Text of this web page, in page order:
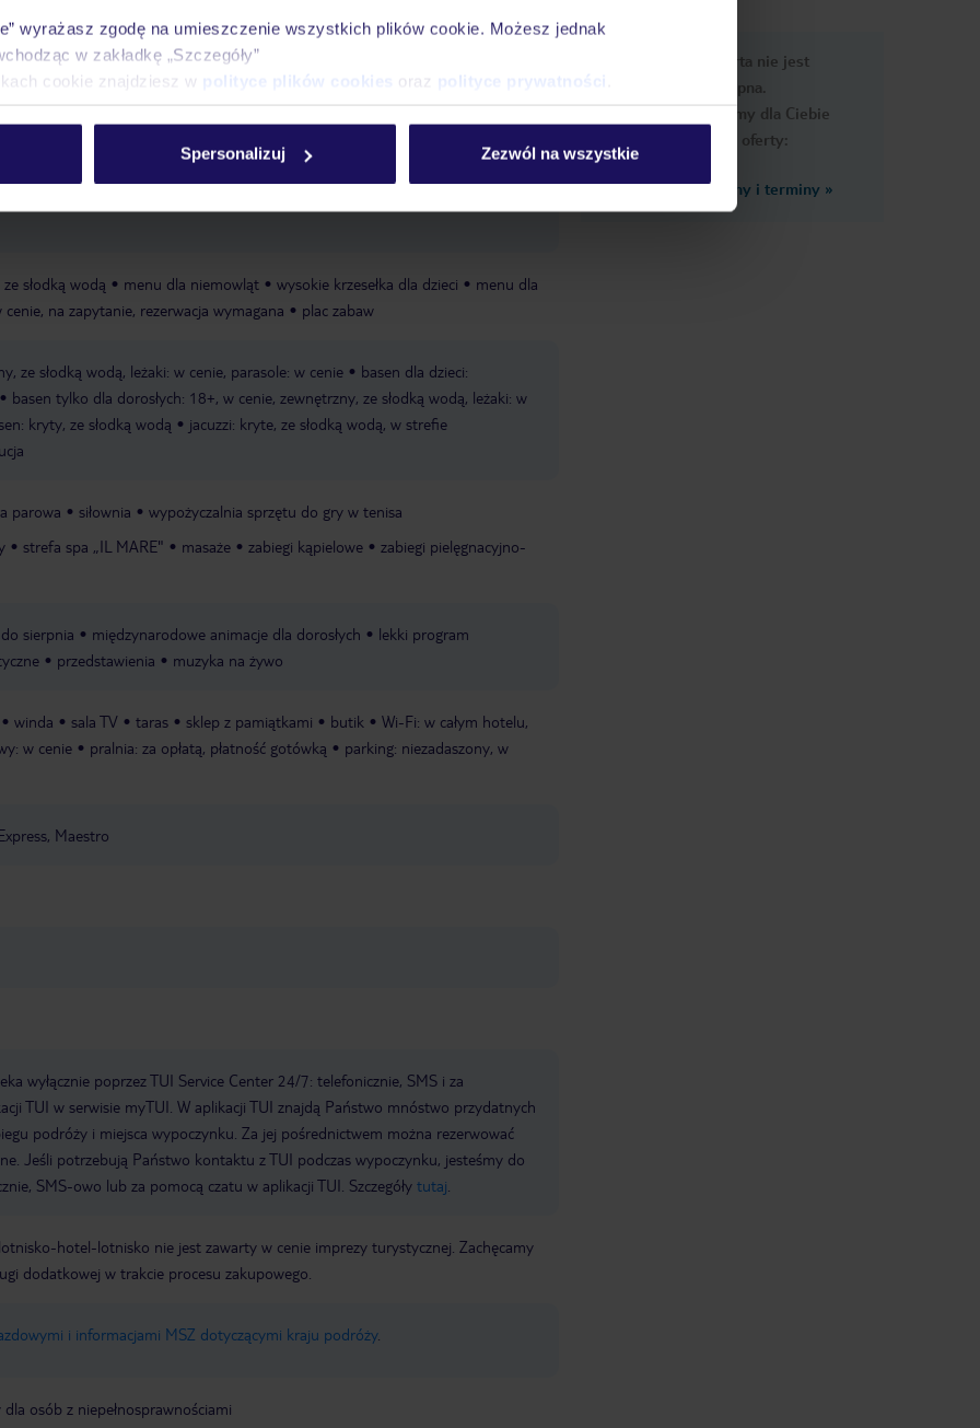
wyrażasz zgodę na umieszczenie wszystkich plików cookie. Możesz jednak
w zakładkę „Szczegóły”
cookie znajdziesz w polityce plików cookies oraz polityce prywatności
Spersonalizuj Zezwól na wszystkie
Pokoje Wyżywienie
słodką wodą menu dla niemowląt wysokie krzesełka dla dzieci
menu dla
cenie, na zapytanie, rezerwacja wymagana plac zabaw
ze słodką wodą, leżaki: w cenie, parasole: w cenie
basen dla dzieci:
basen tylko dla dorosłych: 18+, w cenie, zewnętrzny, ze słodką wodą, leżaki: w
kryty, ze słodką wodą
jacuzzi: kryte, ze słodką wodą, w strefie
parowa siłownia wypożyczalnia sprzętu do gry w tenisa
strefa spa „IL MARE" masaże zabiegi kąpielowe
zabiegi pielęgnacyjno-
sierpnia międzynarodowe animacje dla dorosłych
lekki program
przedstawienia muzyka na żywo
winda sala TV taras sklep z pamiątkami butik
Wi-Fi: w całym hotelu,
w cenie pralnia: za opłatą, płatność gotówką
parking: niezadaszony, w
Maestro
wyłącznie poprzez TUI Service Center 24/7: telefonicznie, SMS i za
TUI w serwisie myTUI. W aplikacji TUI znajdą Państwo mnóstwo przydatnych
podróży i miejsca wypoczynku. Za jej pośrednictwem można rezerwować
Jeśli potrzebują Państwo kontaktu z TUI podczas wypoczynku, jesteśmy do
SMS-owo lub za pomocą czatu w aplikacji TUI. Szczegóły tutaj
hotel-lotnisko nie jest zawarty w cenie imprezy turystycznej. Zachęcamy
dodatkowej w trakcie procesu zakupowego.
i informacjami MSZ dotyczącymi kraju podróży.
osób z niepełnosprawnościami
Ups, ta oferta nie jest
dostępna.
Przygotowaliśmy dla Ciebie
podobne oferty:
Zobacz inne ceny i terminy »